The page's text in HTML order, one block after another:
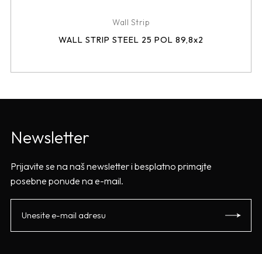
Wall Strip
WALL STRIP STEEL 25 POL 89,8x2
Newsletter
Prijavite se na naš newsletter i besplatno primajte
posebne ponude na e-mail.